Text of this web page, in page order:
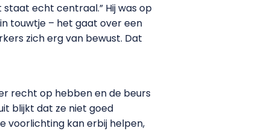
echt centraal.” Hij was op
touwtje – het gaat over een
zich erg van bewust. Dat
recht op hebben en de beurs
blijkt dat ze niet goed
voorlichting kan erbij helpen,